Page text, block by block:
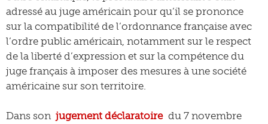
adressé au juge américain pour qu’il se prononce
sur la compatibilité de l’ordonnance française avec
l’ordre public américain, notamment sur le respect
de la liberté d’expression et sur la compétence du
juge français à imposer des mesures à une société
américaine sur son territoire.
Dans son jugement déclaratoire du 7 novembre